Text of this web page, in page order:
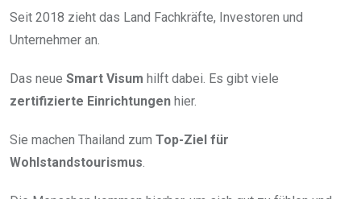
Seit 2018 zieht das Land Fachkräfte, Investoren und
Unternehmer an.
Das neue Smart Visum hilft dabei. Es gibt viele
zertifizierte Einrichtungen hier.
Sie machen Thailand zum Top-Ziel für
Wohlstandstourismus.